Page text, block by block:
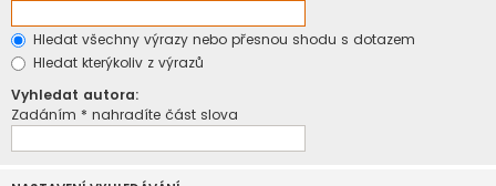
Hledat všechny výrazy nebo přesnou shodu s dotazem
Hledat kterýkoliv z výrazů
Vyhledat autora:
Zadáním * nahradíte část slova